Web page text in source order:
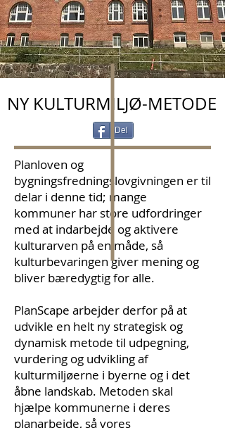
NY KULTURMILJØ-METODE
Del
Planloven og
bygningsfredningslovgivningen er til
delar i denne tid; mange
kommuner har store udfordringer
med at indarbejde og aktivere
kulturarven på en måde, så
kulturbevaringen giver mening og
bliver bæredygtig for alle.
PlanScape arbejder derfor på at
udvikle en helt ny strategisk og
dynamisk metode til udpegning,
vurdering og udvikling af
kulturmiljøerne i byerne og i det
åbne landskab. Metoden skal
hjælpe kommunerne i deres
planarbejde, så vores